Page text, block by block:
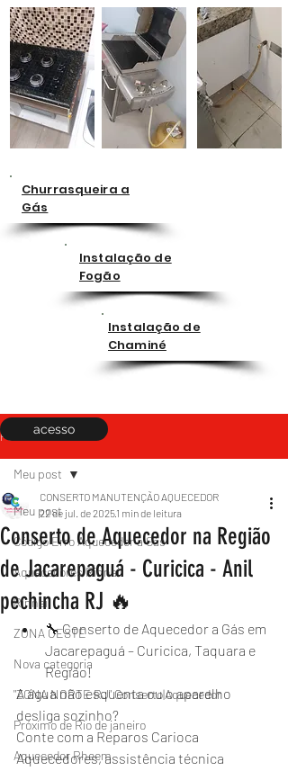
Churrasqueira a
Gás
Instalação de
Fogão
Instalação de
Chaminé
Post
Meu post
Código Erro Aquecedor a Gás
Aquecedores Rinnai
Rinnai
ZONA OESTE
Nova categoria
"ZONA NORTE RJ" Conserto|Aquecedor
Próximo de Rio de janeiro
Aquecedor Rheem
Meu post
Conserto de Aquecedor na Região
de Jacarepaguá - Curicica - Anil
pechincha RJ 🔥
CONSERTO MANUTENÇÃO AQUECEDOR
22 de jul. de 20251 min de leitura
🔧 Conserto de Aquecedor a Gás em
Jacarepaguá – Curicica, Taquara e
Região!
A água não esquenta ou o aparelho
desliga sozinho?
Conte com a Reparos Carioca
Aquecedores, assistência técnica
acesso